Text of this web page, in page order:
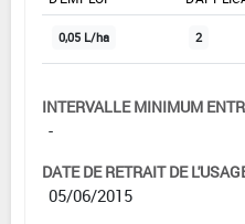
0,05 L/ha 2
INTERVALLE MINIMUM
-
DATE DE RETRAIT DE
05/06/2015